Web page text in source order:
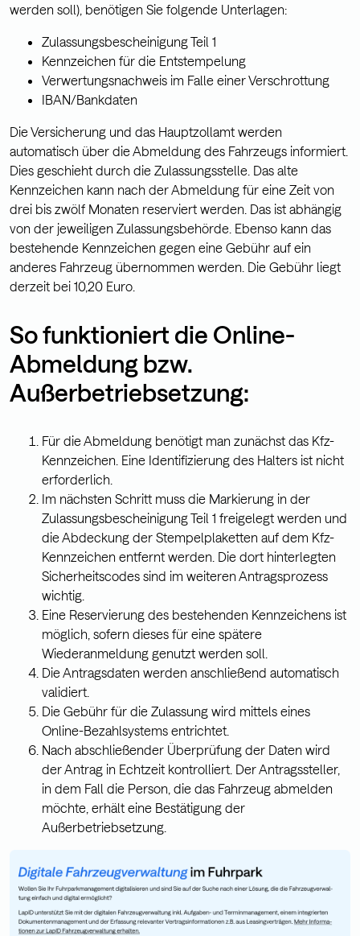
werden soll), benötigen Sie folgende Unterlagen:
Zulassungsbescheinigung Teil 1
Kennzeichen für die Entstempelung
Verwertungsnachweis im Falle einer Verschrottung
IBAN/Bankdaten
Die Versicherung und das Hauptzollamt werden
automatisch über die Abmeldung des Fahrzeugs informiert.
Dies geschieht durch die Zulassungsstelle. Das alte
Kennzeichen kann nach der Abmeldung für eine Zeit von
drei bis zwölf Monaten reserviert werden. Das ist abhängig
von der jeweiligen Zulassungsbehörde. Ebenso kann das
bestehende Kennzeichen gegen eine Gebühr auf ein
anderes Fahrzeug übernommen werden. Die Gebühr liegt
derzeit bei 10,20 Euro.
So funktioniert die Online-
Abmeldung bzw.
Außerbetriebsetzung:
Für die Abmeldung benötigt man zunächst das Kfz-
Kennzeichen. Eine Identifizierung des Halters ist nicht
erforderlich.
Im nächsten Schritt muss die Markierung in der
Zulassungsbescheinigung Teil 1 freigelegt werden und
die Abdeckung der Stempelplaketten auf dem Kfz-
Kennzeichen entfernt werden. Die dort hinterlegten
Sicherheitscodes sind im weiteren Antragsprozess
wichtig.
Eine Reservierung des bestehenden Kennzeichens ist
möglich, sofern dieses für eine spätere
Wiederanmeldung genutzt werden soll.
Die Antragsdaten werden anschließend automatisch
validiert.
Die Gebühr für die Zulassung wird mittels eines
Online-Bezahlsystems entrichtet.
Nach abschließender Überprüfung der Daten wird
der Antrag in Echtzeit kontrolliert. Der Antragssteller,
in dem Fall die Person, die das Fahrzeug abmelden
möchte, erhält eine Bestätigung der
Außerbetriebsetzung.